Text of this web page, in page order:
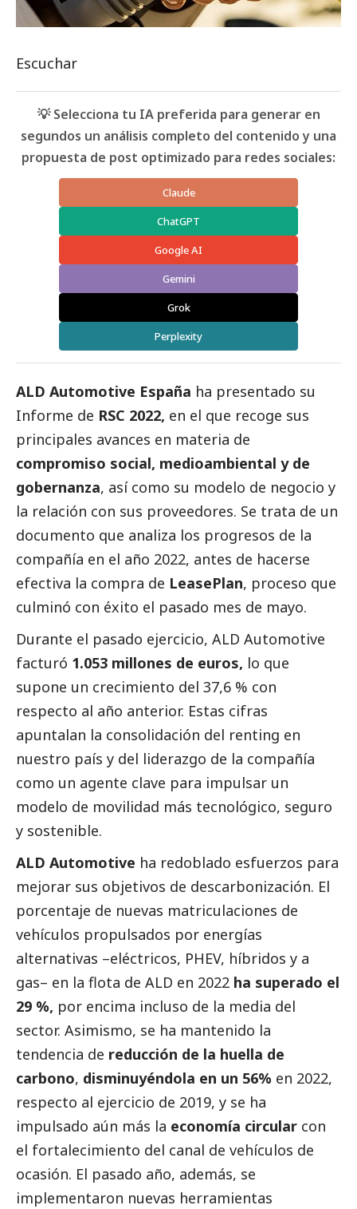
Escuchar
💡 Selecciona tu IA preferida para generar en
segundos un análisis completo del contenido y una
propuesta de post optimizado para redes sociales:
Claude
ChatGPT
Google AI
Gemini
Grok
Perplexity
ALD Automotive España ha presentado su
Informe de RSC 2022, en el que recoge sus
principales avances en materia de
compromiso social, medioambiental y de
gobernanza, así como su modelo de negocio y
la relación con sus proveedores. Se trata de un
documento que analiza los progresos de la
compañía en el año 2022, antes de hacerse
efectiva la compra de LeasePlan, proceso que
culminó con éxito el pasado mes de mayo.
Durante el pasado ejercicio, ALD Automotive
facturó 1.053 millones de euros, lo que
supone un crecimiento del 37,6 % con
respecto al año anterior. Estas cifras
apuntalan la consolidación del renting en
nuestro país y del liderazgo de la compañía
como un agente clave para impulsar un
modelo de movilidad más tecnológico, seguro
y sostenible.
ALD Automotive ha redoblado esfuerzos para
mejorar sus objetivos de descarbonización. El
porcentaje de nuevas matriculaciones de
vehículos propulsados por energías
alternativas –eléctricos, PHEV, híbridos y a
gas– en la flota de ALD en 2022 ha superado el
29 %, por encima incluso de la media del
sector. Asimismo, se ha mantenido la
tendencia de reducción de la huella de
carbono, disminuyéndola en un 56% en 2022,
respecto al ejercicio de 2019, y se ha
impulsado aún más la economía circular con
el fortalecimiento del canal de vehículos de
ocasión. El pasado año, además, se
implementaron nuevas herramientas